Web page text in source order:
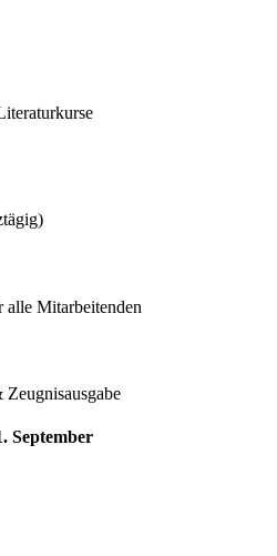
alle Mitarbeitenden
September